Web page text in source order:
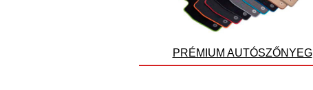
PRÉMIUM AUTÓSZŐNYEG